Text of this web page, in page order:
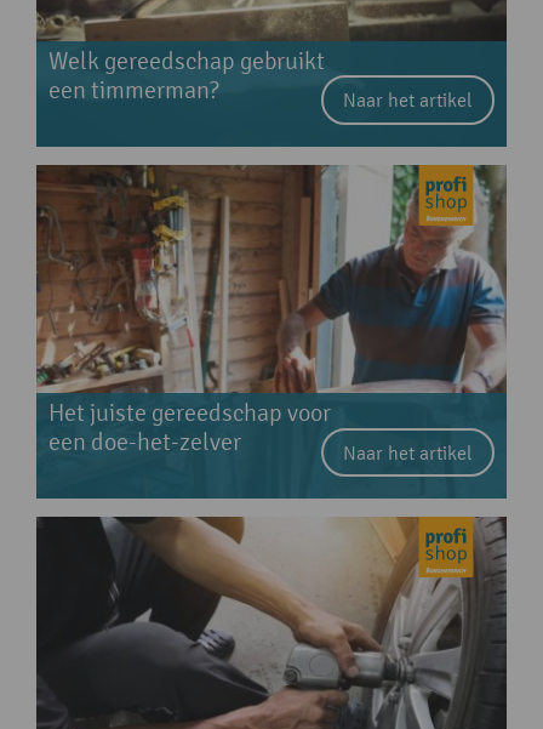
Welk gereedschap gebruikt
een timmerman?
Naar het artikel
Het juiste gereedschap voor
een doe-het-zelver
Naar het artikel